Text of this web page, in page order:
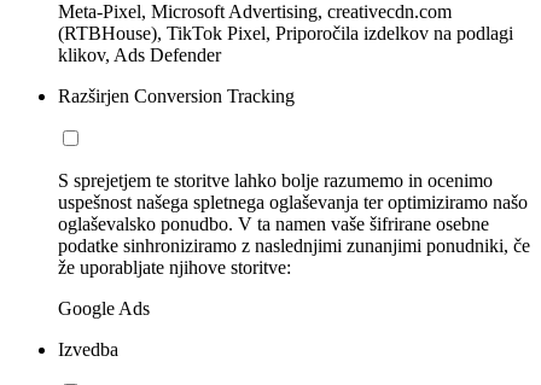
Meta-Pixel, Microsoft Advertising, creativecdn.com
(RTBHouse), TikTok Pixel, Priporočila izdelkov na podlagi
klikov, Ads Defender
Razširjen Conversion Tracking
S sprejetjem te storitve lahko bolje razumemo in ocenimo
uspešnost našega spletnega oglaševanja ter optimiziramo našo
oglaševalsko ponudbo. V ta namen vaše šifrirane osebne
podatke sinhroniziramo z naslednjimi zunanjimi ponudniki, če
že uporabljate njihove storitve:
Google Ads
Izvedba